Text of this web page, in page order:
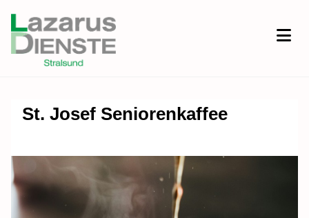
St. Josef Seniorenkaffee